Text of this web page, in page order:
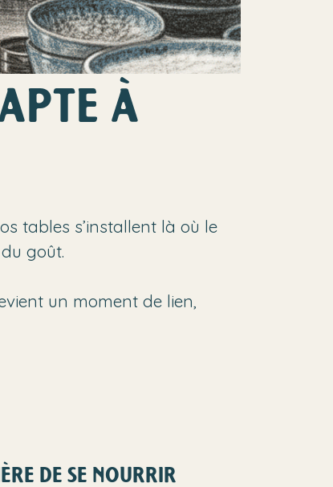
À
tables s’installent là où le
goût.
un moment de lien,
DE SE NOURRIR